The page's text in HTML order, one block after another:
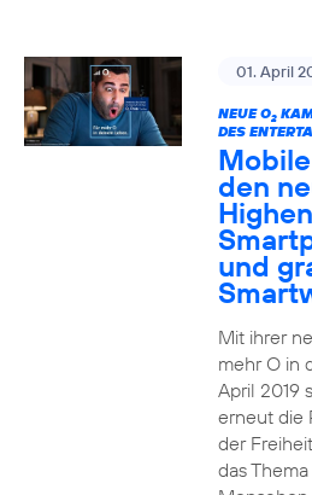
01. April
NEUE O2
DES
den
und
Mit ihrer
mehr O in
April 2019
erneut die
der
das